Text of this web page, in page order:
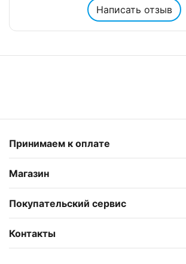
Написать отзыв
Принимаем к оплате
Магазин
Покупательский сервис
Контакты